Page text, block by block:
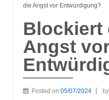
die Angst vor Entwürdigung?
Blockiert
Angst
Posted on 05/07/2024 by